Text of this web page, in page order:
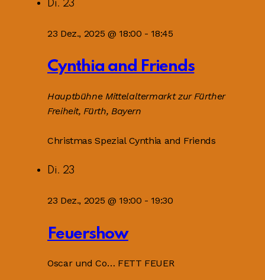
Di. 23
23 Dez., 2025 @ 18:00 - 18:45
Cynthia and Friends
HauptbühneMittelaltermarkt zur Fürther
Freiheit, Fürth, Bayern
Christmas Spezial Cynthia and Friends
Di. 23
23 Dez., 2025 @ 19:00 - 19:30
Feuershow
Oscar und Co… FETT FEUER